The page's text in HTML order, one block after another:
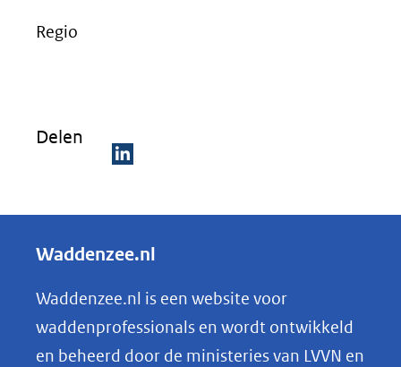
Regio
Delen
e
e
n
o
p
Waddenzee.nl
Waddenzee.nl is een website voor
waddenprofessionals en wordt ontwikkeld
en beheerd door de ministeries van LVVN en